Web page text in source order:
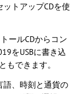
トアップCDを使
ールCDからコン
をUSBに書き込
もできます。
語、時刻と通貨の